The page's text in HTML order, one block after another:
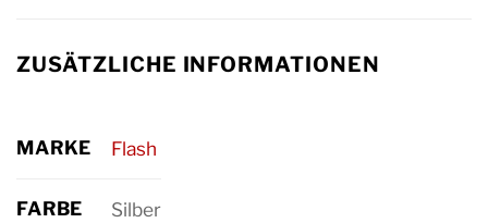
ZUSÄTZLICHE INFORMATIONEN
MARKE Flash
FARBE Silber